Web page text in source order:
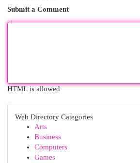
Submit a Comment
HTML is allowed
Web Directory Categories
Arts
Business
Computers
Games